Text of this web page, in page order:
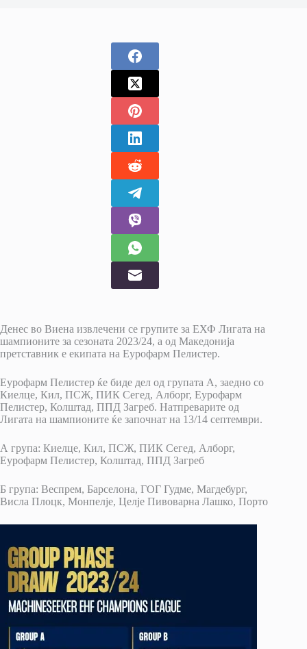
Денес во Виена извлечени се групите за ЕХФ Лигата на
шампионите за сезоната 2023/24, а од Македонија
претставник е екипата на Еурофарм Пелистер.
Еурофарм Пелистер ќе биде дел од групата А, заедно со
Киелце, Кил, ПСЖ, ПИК Сегед, Алборг, Еурофарм
Пелистер, Колштад, ППД Загреб. Натпреварите од
Лигата на шампионите ќе започнат на 13/14 септември.
А група: Киелце, Кил, ПСЖ, ПИК Сегед, Алборг,
Еурофарм Пелистер, Колштад, ППД Загреб
Б група: Веспрем, Барселона, ГОГ Гудме, Магдебург,
Висла Плоцк, Монпелје, Целје Пивоварна Лашко, Порто